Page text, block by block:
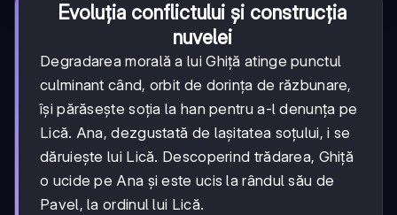
Evoluția conflictului și construcția
nuvelei
Degradarea morală a lui Ghiță atinge punctul
culminant când, orbit de dorința de răzbunare,
își părăsește soția la han pentru a-l denunța pe
Lică. Ana, dezgustată de lașitatea soțului, i se
dăruiește lui Lică. Descoperind trădarea, Ghiță
o ucide pe Ana și este ucis la rândul său de
Pavel, la ordinul lui Lică.